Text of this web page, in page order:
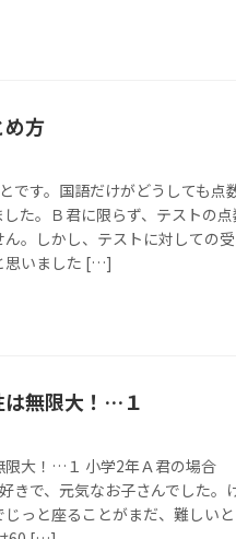
め方
です。国語だけがどうしても点
た。Ｂ君に限らず、テストの
。しかし、テストに対しての
思いました […]
は無限大！…１
限大！…１ 小学2年Ａ君の場合
きで、元気なお子さんでした。
っと座ることがまだ、難しい